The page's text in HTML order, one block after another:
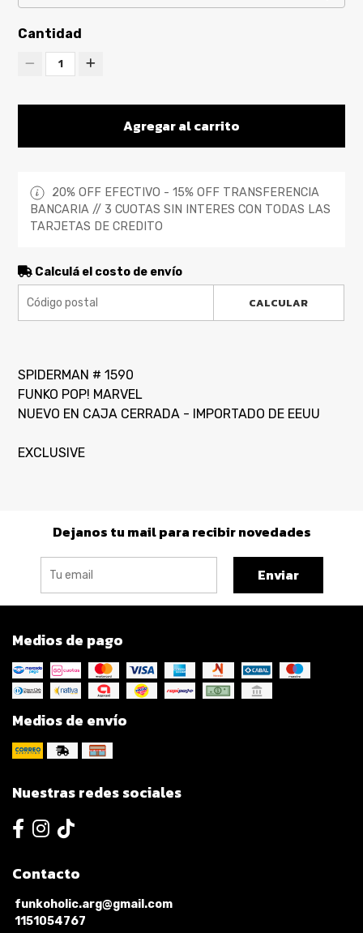
Cantidad
1
Agregar al carrito
20% OFF EFECTIVO - 15% OFF TRANSFERENCIA
BANCARIA // 3 CUOTAS SIN INTERES CON TODAS LAS
TARJETAS DE CREDITO
Calculá el costo de envío
CALCULAR
SPIDERMAN # 1590
FUNKO POP! MARVEL
NUEVO EN CAJA CERRADA - IMPORTADO DE EEUU
EXCLUSIVE
Dejanos tu mail para recibir novedades
Enviar
Medios de pago
Medios de envío
Nuestras redes sociales
Contacto
funkoholic.arg@gmail.com
1151054767